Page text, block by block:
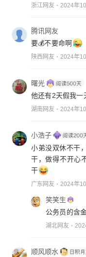
浙江网友 2024年
腾讯网友
要💰不要命啊
陕西网友 2024年
曙光
他还有2天假我一
湖南网友 2024年
小浩子
小弟没双休不干
干，做得不开心
干
广东网友 2024年
笑笑生
公务员的含
湖北网友
顺风顺水